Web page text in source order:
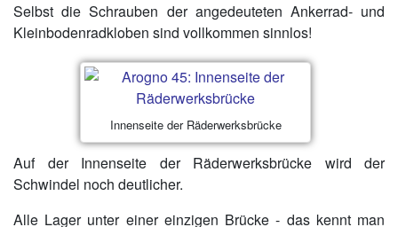
Selbst die Schrauben der angedeuteten Ankerrad- und
Kleinbodenradkloben sind vollkommen sinnlos!
Innenseite der Räderwerksbrücke
Auf der Innenseite der Räderwerksbrücke wird der
Schwindel noch deutlicher.
Alle Lager unter einer einzigen Brücke - das kennt man